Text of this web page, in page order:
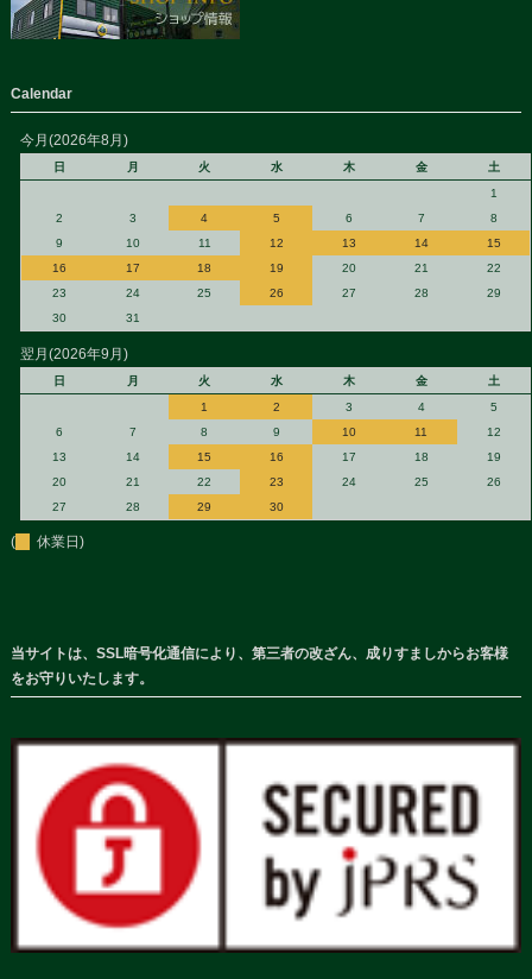
Calendar
今月(2026年8月)
日 月 火 水 木 金
土
1
2
3 4 5 6 7
8
9
10 11 12 13 14
15
16
17 18 19 20 21
22
23
24 25 26 27 28
29
30
31
翌月(2026年9月)
日 月 火 水 木 金
土
1
2 3 4
5
6
7 8 9 10 11
12
13
14 15 16 17 18
19
20
21 22 23 24 25
26
27
28 29 30
( 休業日)
当サイトは、SSL暗号化通信により、第三者の改ざん、成りすましからお客様
をお守りいたします。